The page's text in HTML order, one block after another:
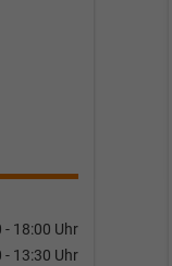
- 18:00 Uhr
- 13:30 Uhr